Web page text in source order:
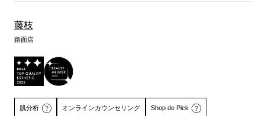
藤枝
路面店
肌分析 オンラインカウンセリング Shop de Pick